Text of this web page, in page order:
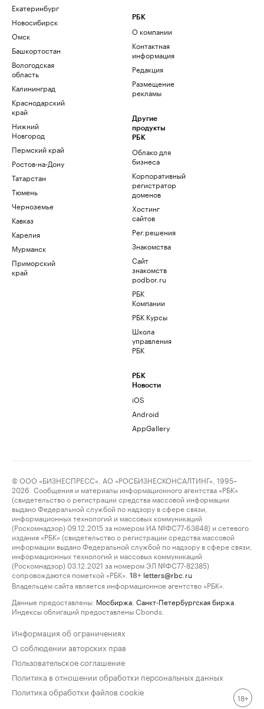
Екатеринбург
Новосибирск
Омск
Башкортостан
Вологодская
область
Калининград
Краснодарский
край
Нижний
Новгород
Пермский край
Ростов-на-Дону
Татарстан
Тюмень
Черноземье
Кавказ
Карелия
Мурманск
Приморский
край
РБК
О компании
Контактная
информация
Редакция
Размещение
рекламы
Другие
продукты
РБК
Облако для
бизнеса
Корпоративный
регистратор
доменов
Хостинг
сайтов
Рег.решения
Знакомства
Сайт
знакомств
podbor.ru
РБК
Компании
РБК Курсы
Школа
управления
РБК
РБК
Новости
iOS
Android
AppGallery
© ООО «БИЗНЕСПРЕСС», АО «РОСБИЗНЕСКОНСАЛТИНГ», 1995–
2026. Сообщения и материалы информационного агентства «РБК»
(свидетельство о регистрации средства массовой информации
выдано Федеральной службой по надзору в сфере связи,
информационных технологий и массовых коммуникаций
(Роскомнадзор) 09.12.2015 за номером ИА №ФС77-63848) и сетевого
издания «РБК» (свидетельство о регистрации средства массовой
информации выдано Федеральной службой по надзору в сфере связи,
информационных технологий и массовых коммуникаций
(Роскомнадзор) 03.12.2021 за номером ЭЛ №ФС77-82385)
сопровождаются пометкой «РБК».
18+ letters@rbc.ru
Владельцем сайта является информационное агентство «РБК».
Данные предоставлены: Мосбиржа Санкт-Петербургская биржа
Индексы облигаций предоставлены Cbonds.
Информация об ограничениях
О соблюдении авторских прав
Пользовательское соглашение
Политика в отношении обработки персональных данных
Политика обработки файлов cookie
18+